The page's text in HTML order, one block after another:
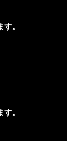
。
。